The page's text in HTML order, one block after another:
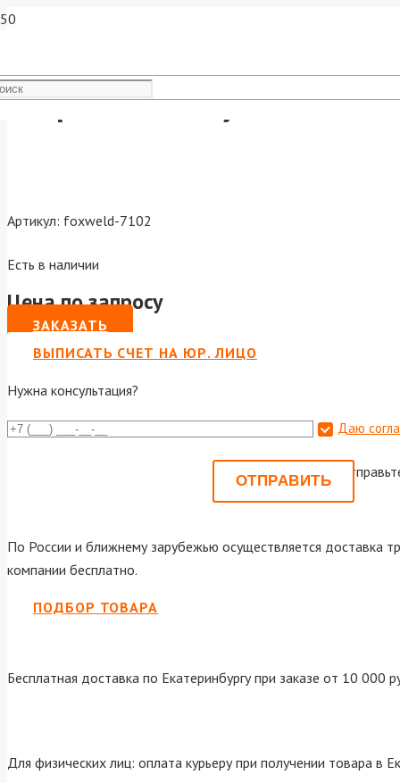
Сварочный полуавтомат
Артикул: foxweld-7102
Есть в наличии
Цена по запросу
ЗАКАЗАТЬ
ВЫПИСАТЬ СЧЕТ НА ЮР. ЛИЦО
Нужна консультация?
Даю
Или
По России и ближнему зарубежью осуществляется доставка
компании бесплатно.
ПОДБОР ТОВАРА
Бесплатная доставка по Екатеринбургу при заказе от 10 000
Для физических лиц: оплата курьеру при получении товара в